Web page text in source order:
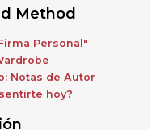
Method
Personal"
Notas de Autor
hoy?